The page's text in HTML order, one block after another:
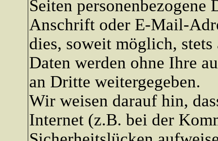
Seiten personenbezogene
Anschrift oder E-Mail-
dies, soweit möglich,
Daten werden ohne Ihre
an Dritte weitergegeben.
Wir weisen darauf hin,
Internet (z.B. bei der